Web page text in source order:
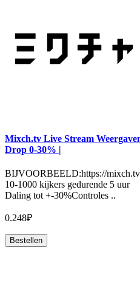
Mixch.tv Live Stream
Drop 0-30% |
BIJVOORBEELD:https://
10-1000 kijkers gedurende 5 uur
Daling tot +-30%Controles ..
0.248₽
Bestellen